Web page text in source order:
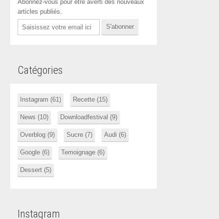
Abonnez-vous pour être averti des nouveaux
articles publiés.
Email
Catégories
Instagram (61) Recette (15)
News (10) Downloadfestival (9)
Overblog (9) Sucre (7) Audi (6)
Google (6) Temoignage (6)
Dessert (5)
Instagram